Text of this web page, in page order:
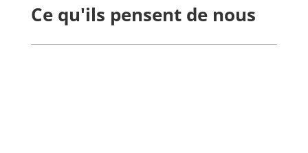
Ce qu'ils pensent de nous